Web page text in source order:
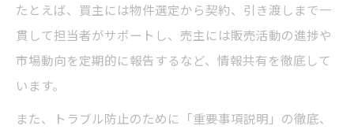
たとえば、買主には物件選定から契約、引き渡しまで一
貫して担当者がサポートし、売主には販売活動の進捗や
市場動向を定期的に報告するなど、情報共有を徹底して
います。
また、トラブル防止のために「重要事項説明」の徹底、